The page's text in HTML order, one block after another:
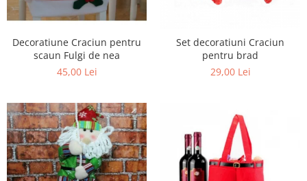
Decoratiune Craciun pentru
scaun Fulgi de nea
45,00 Lei
Set decoratiuni Craciun
pentru brad
29,00 Lei